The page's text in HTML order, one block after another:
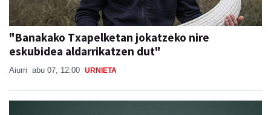
"Banakako Txapelketan jokatzeko nire
eskubidea aldarrikatzen dut"
Aiurri abu 07, 12:00 URNIETA